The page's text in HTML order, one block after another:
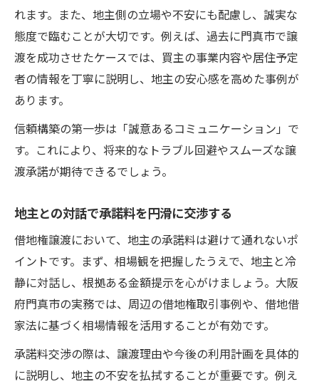
れます。また、地主側の立場や不安にも配慮し、誠実な
態度で臨むことが大切です。例えば、過去に門真市で譲
渡を成功させたケースでは、買主の事業内容や居住予定
者の情報を丁寧に説明し、地主の安心感を高めた事例が
あります。
信頼構築の第一歩は「誠意あるコミュニケーション」で
す。これにより、将来的なトラブル回避やスムーズな譲
渡承諾が期待できるでしょう。
地主との対話で承諾料を円滑に交渉する
借地権譲渡において、地主の承諾料は避けて通れないポ
イントです。まず、相場観を把握したうえで、地主と冷
静に対話し、根拠ある金額提示を心がけましょう。大阪
府門真市の実務では、周辺の借地権取引事例や、借地借
家法に基づく相場情報を活用することが有効です。
承諾料交渉の際は、譲渡理由や今後の利用計画を具体的
に説明し、地主の不安を払拭することが重要です。例え